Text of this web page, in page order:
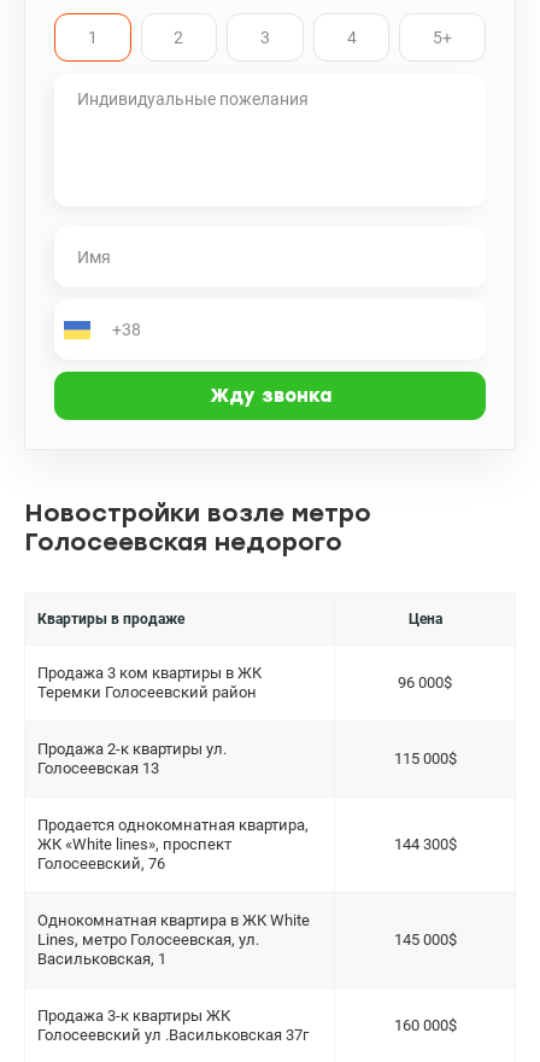
коммунальные платежи Вся развитая инфраструктура ЖК
Голосеево к Вашим услугам: гостевой, наземный, подземный и
многоуровневый паркинги, КМДШ, детский сад, с/м Novus,
магазины, кафе и кофейни, салоны красоты, фитнес-клуб,
аптеки, стоматологии, мед.центр и т.д. . дом. Рядом
договоренности Цена 99 000 у.е. без комиссии для Покупателя
1 2 3 4 5+
Новостройки возле метро
Голосеевская недорого
Квартиры в продаже Цена
Продажа 3 ком квартиры в ЖК
Теремки Голосеевский район
96 000$
Продажа 2-к квартиры ул.
Голосеевская 13
115 000$
Продается однокомнатная квартира,
ЖК «White lines», проспект
Голосеевский, 76
144 300$
Однокомнатная квартира в ЖК White
Lines, метро Голосеевская, ул.
Васильковская, 1
145 000$
Продажа 3-к квартиры ЖК
Голосеевский ул .Васильковская 37г
160 000$